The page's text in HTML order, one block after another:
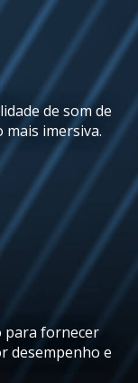
de som de
imersiva.
para fornecer
desempenho e